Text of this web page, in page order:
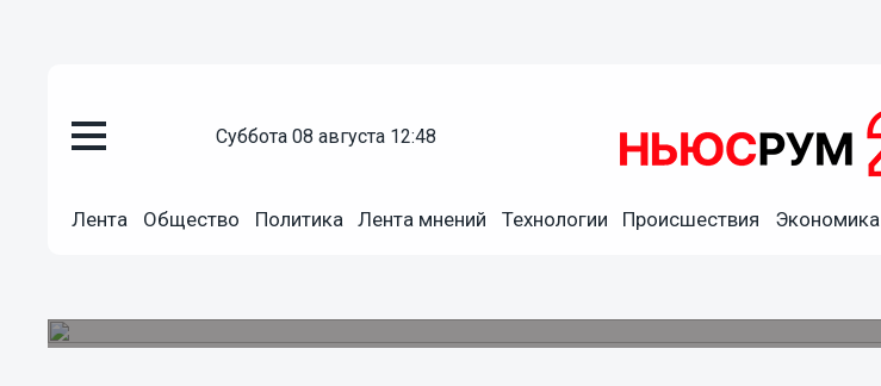
суббота 08 августа 12:48
Лента Общество Политика Лента мнений Технологии Происшествия Экономика
Концерт «Опять весна на белом свете…» пройдет в